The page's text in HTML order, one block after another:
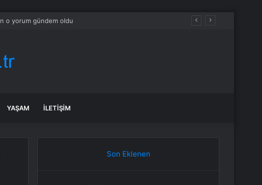
YAŞAM İLETIŞIM
Son Eklenen